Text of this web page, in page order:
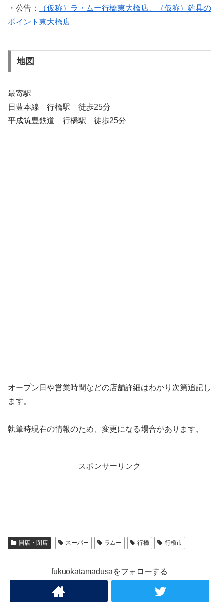
・公告：
（仮称）ラ・ムー行橋東大橋店、（仮称）釣具の
ポイント東大橋店
地図
最寄駅
日豊本線 行橋駅 徒歩25分
平成筑豊鉄道 行橋駅 徒歩25分
オープン日や営業時間などの店舗詳細はわかり次第追記し
ます。
執筆時現在の情報のため、変更になる場合があります。
スポンサーリンク
開店・閉店 スーパー ラムー 行橋 行橋市
fukuokatamadusaをフォローする